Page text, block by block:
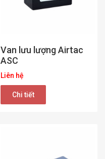
Van lưu lượng Airtac
ASC
Liên hệ
Chi tiết